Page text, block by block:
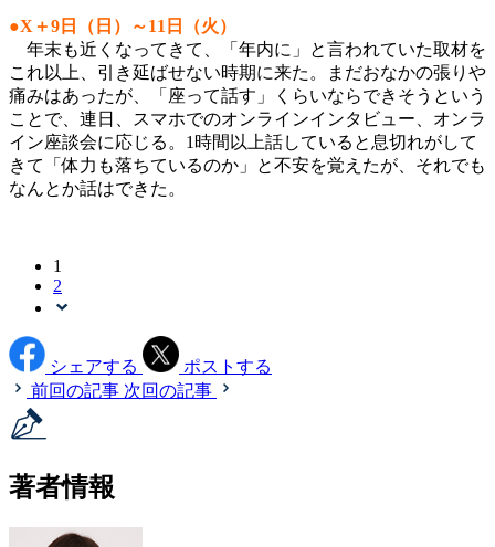
●X＋9日（日）～11日（火）
年末も近くなってきて、「年内に」と言われていた取材を
これ以上、引き延ばせない時期に来た。まだおなかの張りや
痛みはあったが、「座って話す」くらいならできそうという
ことで、連日、スマホでのオンラインインタビュー、オンラ
イン座談会に応じる。1時間以上話していると息切れがして
きて「体力も落ちているのか」と不安を覚えたが、それでも
なんとか話はできた。
1
2
シェアする
ポストする
前回の記事 次回の記事
著者情報